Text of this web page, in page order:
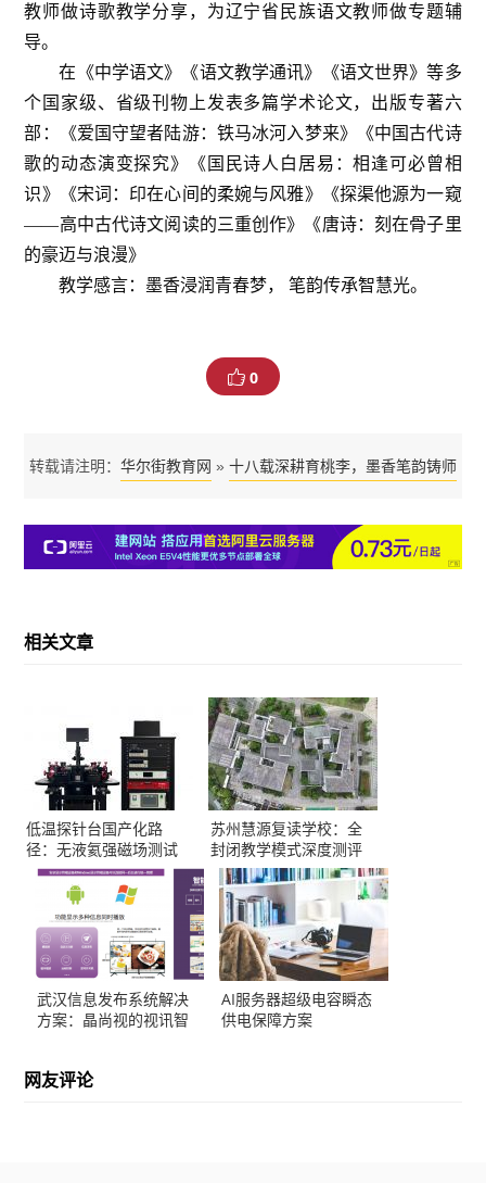
教师做诗歌教学分享，为辽宁省民族语文教师做专题辅
导。
在《中学语文》《语文教学通讯》《语文世界》等多
个国家级、省级刊物上发表多篇学术论文，出版专著六
部：《爱国守望者陆游：铁马冰河入梦来》《中国古代诗
歌的动态演变探究》《国民诗人白居易：相逢可必曾相
识》《宋词：印在心间的柔婉与风雅》《探渠他源为一窥
——高中古代诗文阅读的三重创作》《唐诗：刻在骨子里
的豪迈与浪漫》
教学感言：墨香浸润青春梦， 笔韵传承智慧光。
0
转载请注明： 华尔街教育网 » 十八载深耕育桃李，墨香笔韵铸师
相关文章
低温探针台国产化路
径：无液氦强磁场测试
方案解析
苏州慧源复读学校：全
封闭教学模式深度测评
武汉信息发布系统解决
方案：晶尚视的视讯智
AI服务器超级电容瞬态
供电保障方案
网友评论